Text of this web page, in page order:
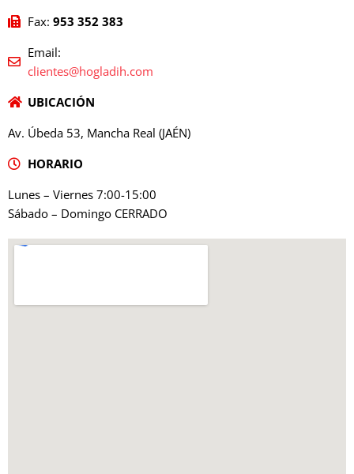
Fax: 953 352 383
Email:
clientes@hogladih.com
UBICACIÓN
Av. Úbeda 53, Mancha Real (JAÉN)
HORARIO
Lunes – Viernes 7:00-15:00
Sábado – Domingo CERRADO